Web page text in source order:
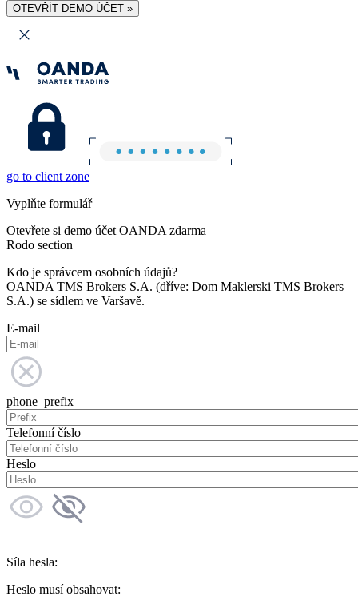
OTEVŘÍT DEMO ÚČET »
go to client zone
Vyplňte formulář
Otevřete si demo účet OANDA zdarma
Rodo section
Kdo je správcem osobních údajů?
OANDA TMS Brokers S.A. (dříve: Dom Maklerski TMS Brokers
S.A.) se sídlem ve Varšavě.
E-mail
phone_prefix
Telefonní číslo
Heslo
Síla hesla:
Heslo musí obsahovat: